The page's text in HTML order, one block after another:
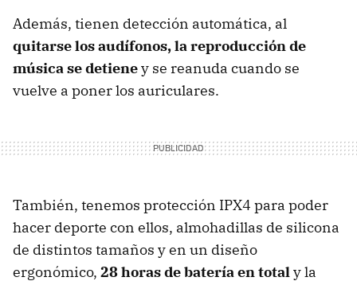
Además, tienen detección automática, al
quitarse los audífonos, la reproducción de
música se detieney se reanuda cuando se
vuelve a poner los auriculares.
También, tenemos protección IPX4 para poder
hacer deporte con ellos, almohadillas de silicona
de distintos tamaños y en un diseño
ergonómico, 28 horas de batería en totaly la